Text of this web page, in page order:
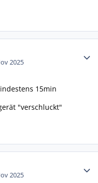
2025
15min
"verschluckt"
2025